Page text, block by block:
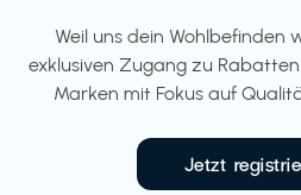
Weil uns dein Wohlbefinden
exklusiven Zugang zu
Marken mit Fokus auf
Jetzt